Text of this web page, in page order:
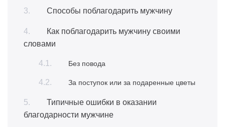
Способы поблагодарить мужчину
Как поблагодарить мужчину своими
словами
Без повода
За поступок или за подаренные цветы
Типичные ошибки в оказании
благодарности мужчине